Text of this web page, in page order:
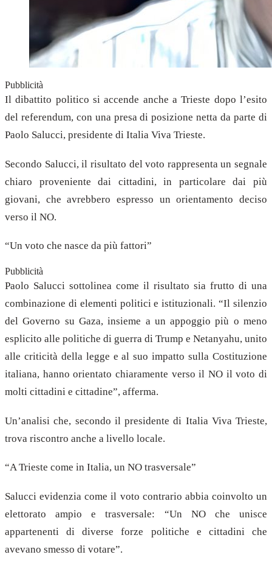
Pubblicità
Il dibattito politico si accende anche a Trieste dopo l’esito
del referendum, con una presa di posizione netta da parte di
Paolo Salucci, presidente di Italia Viva Trieste.
Secondo Salucci, il risultato del voto rappresenta un segnale
chiaro proveniente dai cittadini, in particolare dai più
giovani, che avrebbero espresso un orientamento deciso
verso il NO.
“Un voto che nasce da più fattori”
Pubblicità
Paolo Salucci sottolinea come il risultato sia frutto di una
combinazione di elementi politici e istituzionali. “Il silenzio
del Governo su Gaza, insieme a un appoggio più o meno
esplicito alle politiche di guerra di Trump e Netanyahu, unito
alle criticità della legge e al suo impatto sulla Costituzione
italiana, hanno orientato chiaramente verso il NO il voto di
molti cittadini e cittadine”, afferma.
Un’analisi che, secondo il presidente di Italia Viva Trieste,
trova riscontro anche a livello locale.
“A Trieste come in Italia, un NO trasversale”
Salucci evidenzia come il voto contrario abbia coinvolto un
elettorato ampio e trasversale: “Un NO che unisce
appartenenti di diverse forze politiche e cittadini che
avevano smesso di votare”.